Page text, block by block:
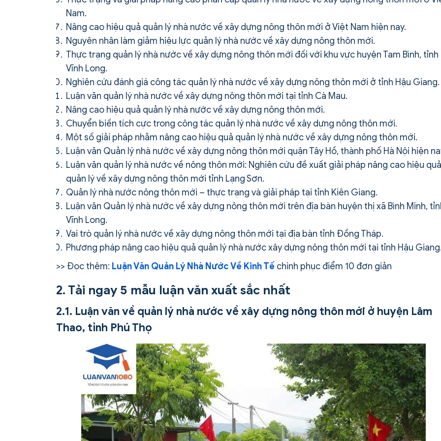
Nam.
Nâng cao hiệu quả quản lý nhà nước về xây dựng nông thôn mới ở Việt Nam hiện nay.
Nguyên nhân làm giảm hiệu lực quản lý nhà nước về xây dựng nông thôn mới.
Thực trạng quản lý nhà nước về xây dựng nông thôn mới đối với khu vực huyện Tam Bình, tỉnh
Vĩnh Long.
Nghiên cứu đánh giá công tác quản lý nhà nước về xây dựng nông thôn mới ở tỉnh Hậu Giang.
Luận văn quản lý nhà nước về xây dựng nông thôn mới tại tỉnh Cà Mau.
Nâng cao hiệu quả quản lý nhà nước về xây dựng nông thôn mới.
Chuyển biến tích cực trong công tác quản lý nhà nước về xây dựng nông thôn mới.
Một số giải pháp nhằm nâng cao hiệu quả quản lý nhà nước về xây dựng nông thôn mới.
Luận văn Quản lý nhà nước về xây dựng nông thôn mới quận Tây Hồ, thành phố Hà Nội hiện
Luận văn quản lý nhà nước về nông thôn mới: Nghiên cứu đề xuất giải pháp nâng cao hiệu quả
quản lý về xây dựng nông thôn mới tỉnh Lạng Sơn.
Quản lý nhà nước nông thôn mới – thực trạng và giải pháp tại tỉnh Kiên Giang.
Luận văn Quản lý nhà nước về xây dựng nông thôn mới trên địa bàn huyện thị xã Bình Minh,
Vĩnh Long.
Vai trò quản lý nhà nước về xây dựng nông thôn mới tại địa bàn tỉnh Đồng Tháp.
Phương pháp nâng cao hiệu quả quản lý nhà nước xây dựng nông thôn mới tại tỉnh Hậu Giang.
>> Đọc thêm: Luận Văn Quản Lý Nhà Nước Về Kinh Tế chinh phục điểm 10 đơn giản
2. Tải ngay 5 mẫu luận văn xuất sắc nhất
2.1. Luận văn về quản lý nhà nước về xây dựng nông thôn mới ở huyện Lâm
Thao, tỉnh Phú Thọ